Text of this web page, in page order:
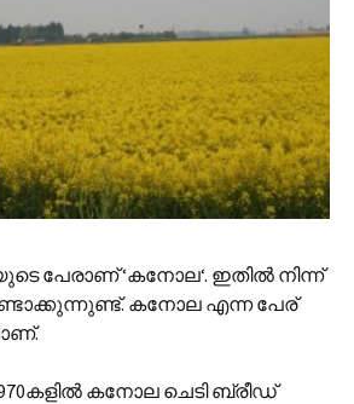
പേരാണ് ‘കനോല‘. ഇതില്‍ നിന്ന്
കനോല എന്ന പേര്
കനോല ചെടി ബ്രീഡ്